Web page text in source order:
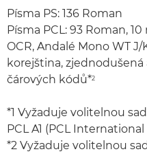
Písma PS: 136 Roman
Písma PCL: 93 Roman,
OCR, Andalé Mono WT J/
korejština,
čárových kódů*2
*1 Vyžaduje volitelnou
PCL A1 (PCL International
*2 Vyžaduje volitelnou